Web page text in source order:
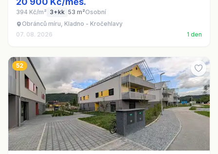
394 Kč/m² 3+kk 53 m²Osobní
Obránců míru, Kladno - Kročehlavy
07. 08. 2026
1 den
52